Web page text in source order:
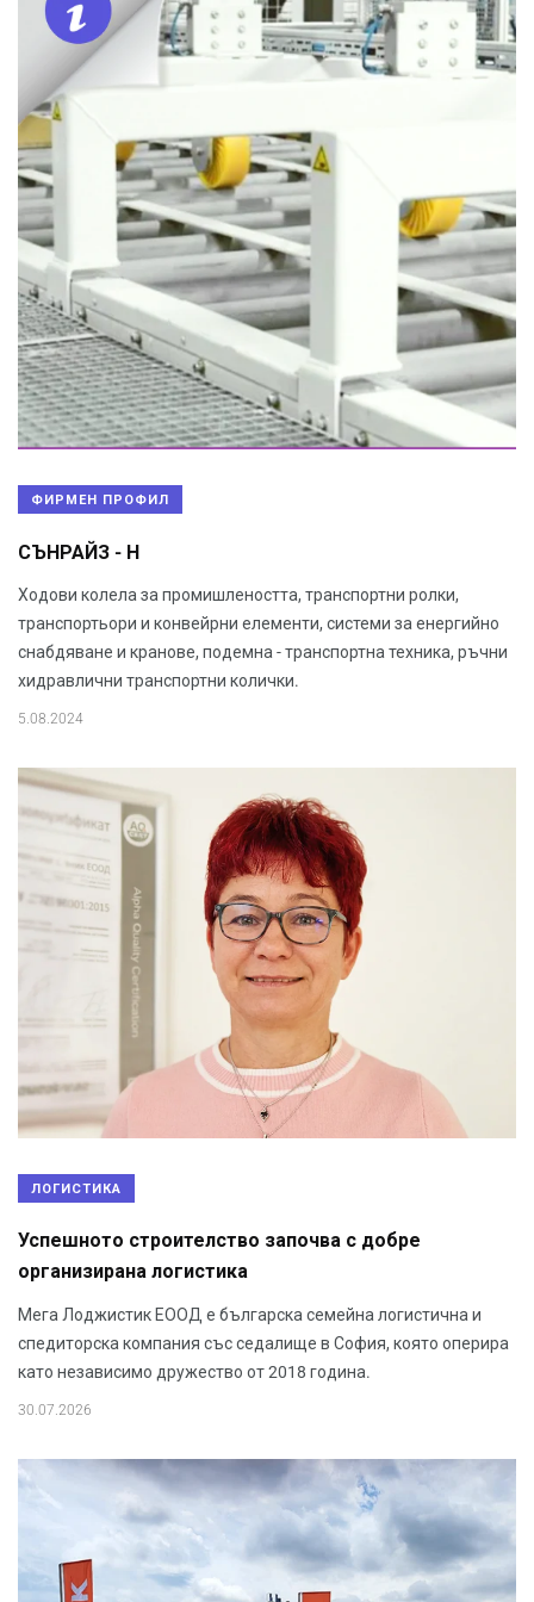
ФИРМЕН ПРОФИЛ
СЪНРАЙЗ - Н
Ходови колела за промишлеността, транспортни ролки,
транспортьори и конвейрни елементи, системи за енергийно
снабдяване и кранове, подемна - транспортна техника, ръчни
хидравлични транспортни колички.
5.08.2024
ЛОГИСТИКА
Успешното строителство започва с добре
организирана логистика
Мега Лоджистик ЕООД е българска семейна логистична и
спедиторска компания със седалище в София, която оперира
като независимо дружество от 2018 година.
30.07.2026